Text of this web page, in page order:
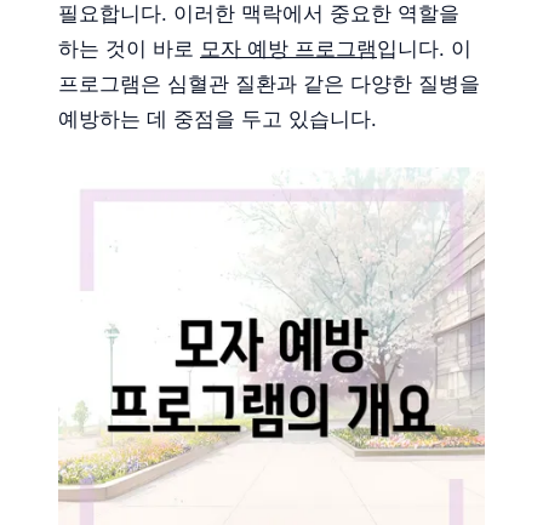
필요합니다. 이러한 맥락에서 중요한 역할을
하는 것이 바로 모자 예방 프로그램입니다. 이
프로그램은 심혈관 질환과 같은 다양한 질병을
예방하는 데 중점을 두고 있습니다.